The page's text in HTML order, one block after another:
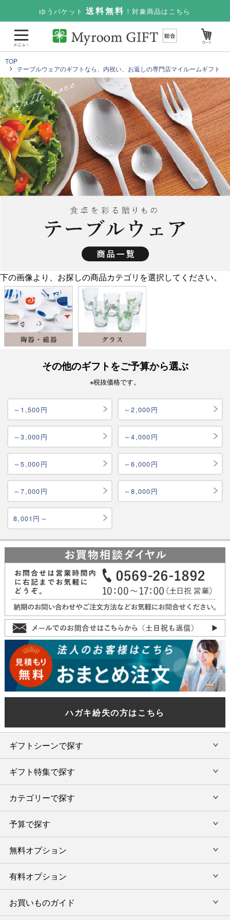
ゆうパケット 送料無料 ！対象商品はこちら
TOP
テーブルウェアのギフトなら、内祝い、お返しの専門店マイルームギフト
下の画像より、お探しの商品カテゴリを選択してください。
その他のギフトをご予算から選ぶ
※税抜価格です。
～1,500円 ～2,000円
～3,000円 ～4,000円
～5,000円 ～6,000円
～7,000円 ～8,000円
8,001円～
ハガキ紛失の方はこちら
ギフトシーンで探す
内祝い・お返し
結婚内祝い・引出物
出産内祝い・お返し
香典返し・法要引出物
新築内祝い・引越ご挨拶
入学内祝い
ギフト特集で探す
旅行カタログギフト
カタログギフトランキング
今治タオル特集
カテゴリーで探す
カタログギフト
グルメ限定カタログギフト
タオルギフト
予算で探す
カタログギフトを予算で選ぶ
タオルギフトを予算で選ぶ
その他のギフトを予算で選ぶ
無料オプション
ラッピング
のし
有料オプション
風呂敷
お買いものガイド